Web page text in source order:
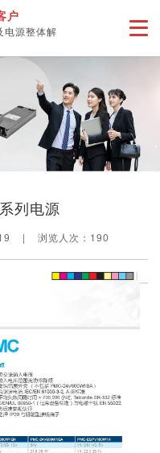
户
电源整体解
列电源
| 浏览人次： 190